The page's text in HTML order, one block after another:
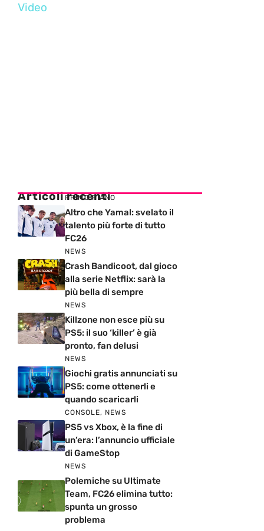
Video
Articoli recenti
PRIMO PIANO
Altro che Yamal: svelato il
talento più forte di tutto
FC26
NEWS
Crash Bandicoot, dal gioco
alla serie Netflix: sarà la
più bella di sempre
NEWS
Killzone non esce più su
PS5: il suo ‘killer’ è già
pronto, fan delusi
NEWS
Giochi gratis annunciati su
PS5: come ottenerli e
quando scaricarli
CONSOLE, NEWS
PS5 vs Xbox, è la fine di
un’era: l’annuncio ufficiale
di GameStop
NEWS
Polemiche su Ultimate
Team, FC26 elimina tutto:
spunta un grosso
problema